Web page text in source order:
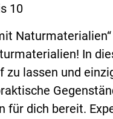
10
In
lassen und
für dich bereit.